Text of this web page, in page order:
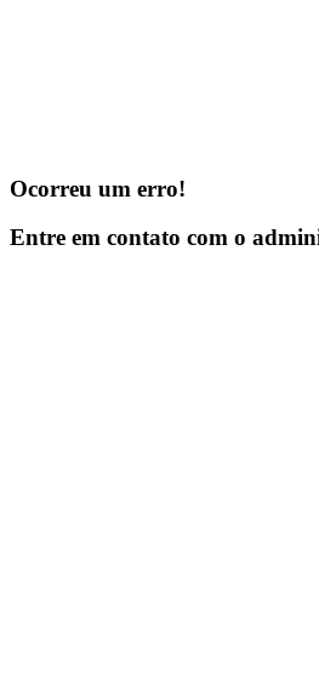
Ocorreu um erro!
Entre em contato com o